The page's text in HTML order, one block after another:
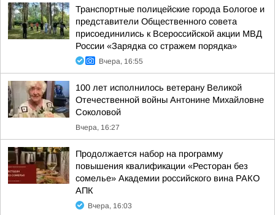
Транспортные полицейские города Бологое и
представители Общественного совета
присоединились к Всероссийской акции МВД
России «Зарядка со стражем порядка»
Вчера, 16:55
100 лет исполнилось ветерану Великой
Отечественной войны Антонине Михайловне
Соколовой
Вчера, 16:27
Продолжается набор на программу
повышения квалификации «Ресторан без
сомелье» Академии российского вина РАКО
АПК
Вчера, 16:03